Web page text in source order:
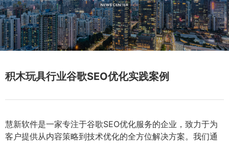
积木玩具行业谷歌SEO优化实践案例
慧新软件是一家专注于谷歌SEO优化服务的企业，致力于为
客户提供从内容策略到技术优化的全方位解决方案。我们通